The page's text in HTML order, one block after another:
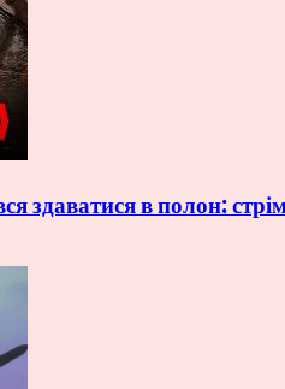
здаватися в полон: